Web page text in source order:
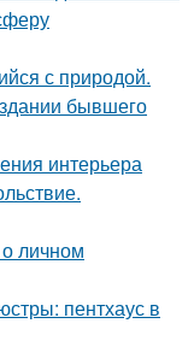
с природой.
бывшего
интерьера
личном
пентхаус в